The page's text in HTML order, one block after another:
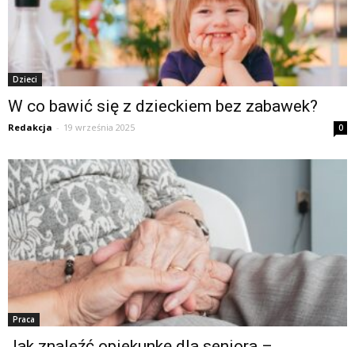
Dzieci
W co bawić się z dzieckiem bez zabawek?
Redakcja - 19 września 2025 0
Praca